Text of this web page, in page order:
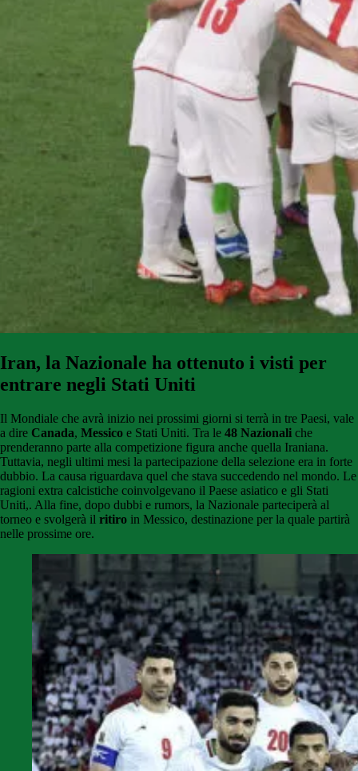
Iran, la Nazionale ha ottenuto i visti per
entrare negli Stati Uniti
Il Mondiale che avrà inizio nei prossimi giorni si terrà in tre Paesi, vale
a dire Canada, Messico e Stati Uniti. Tra le 48 Nazionali che
prenderanno parte alla competizione figura anche quella Iraniana.
Tuttavia, negli ultimi mesi la partecipazione della selezione era in forte
dubbio. La causa riguardava quel che stava succedendo nel mondo. Le
ragioni extra calcistiche coinvolgevano il Paese asiatico e gli Stati
Uniti,. Alla fine, dopo dubbi e rumors, la Nazionale parteciperà al
torneo e svolgerà il ritiro in Messico, destinazione per la quale partirà
nelle prossime ore.